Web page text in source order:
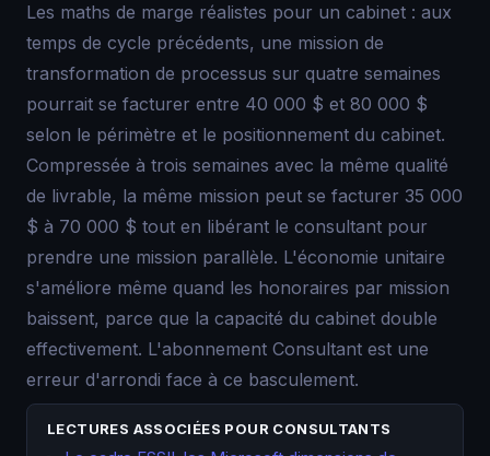
Les maths de marge réalistes pour un cabinet : aux
temps de cycle précédents, une mission de
transformation de processus sur quatre semaines
pourrait se facturer entre 40 000 $ et 80 000 $
selon le périmètre et le positionnement du cabinet.
Compressée à trois semaines avec la même qualité
de livrable, la même mission peut se facturer 35 000
$ à 70 000 $ tout en libérant le consultant pour
prendre une mission parallèle. L'économie unitaire
s'améliore même quand les honoraires par mission
baissent, parce que la capacité du cabinet double
effectivement. L'abonnement Consultant est une
erreur d'arrondi face à ce basculement.
LECTURES ASSOCIÉES POUR CONSULTANTS